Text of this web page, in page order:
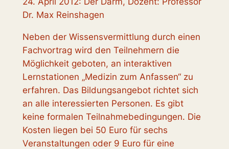
Dr. Max Reinshagen
Neben der Wissensvermittlung durch einen
Fachvortrag wird den Teilnehmern die
Möglichkeit geboten, an interaktiven
Lernstationen „Medizin zum Anfassen“ zu
erfahren. Das Bildungsangebot richtet sich
an alle interessierten Personen. Es gibt
keine formalen Teilnahmebedingungen. Die
Kosten liegen bei 50 Euro für sechs
Veranstaltungen oder 9 Euro für eine